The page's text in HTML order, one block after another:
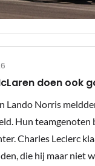
doen ook
Lando Norris
Hun teamgenoten
Charles Leclerc
die hij maar niet